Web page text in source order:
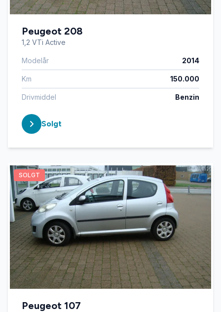
Peugeot 208
1,2 VTi Active
Modelår 2014
Km 150.000
Drivmiddel Benzin
Solgt
SOLGT
Peugeot 107